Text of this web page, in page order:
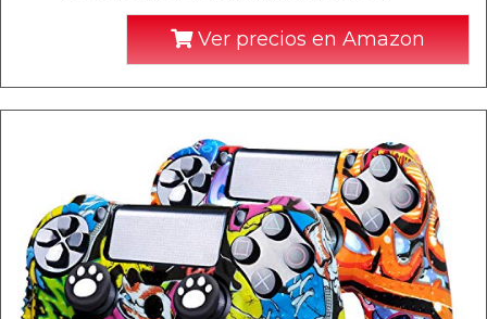
Ver precios en Amazon